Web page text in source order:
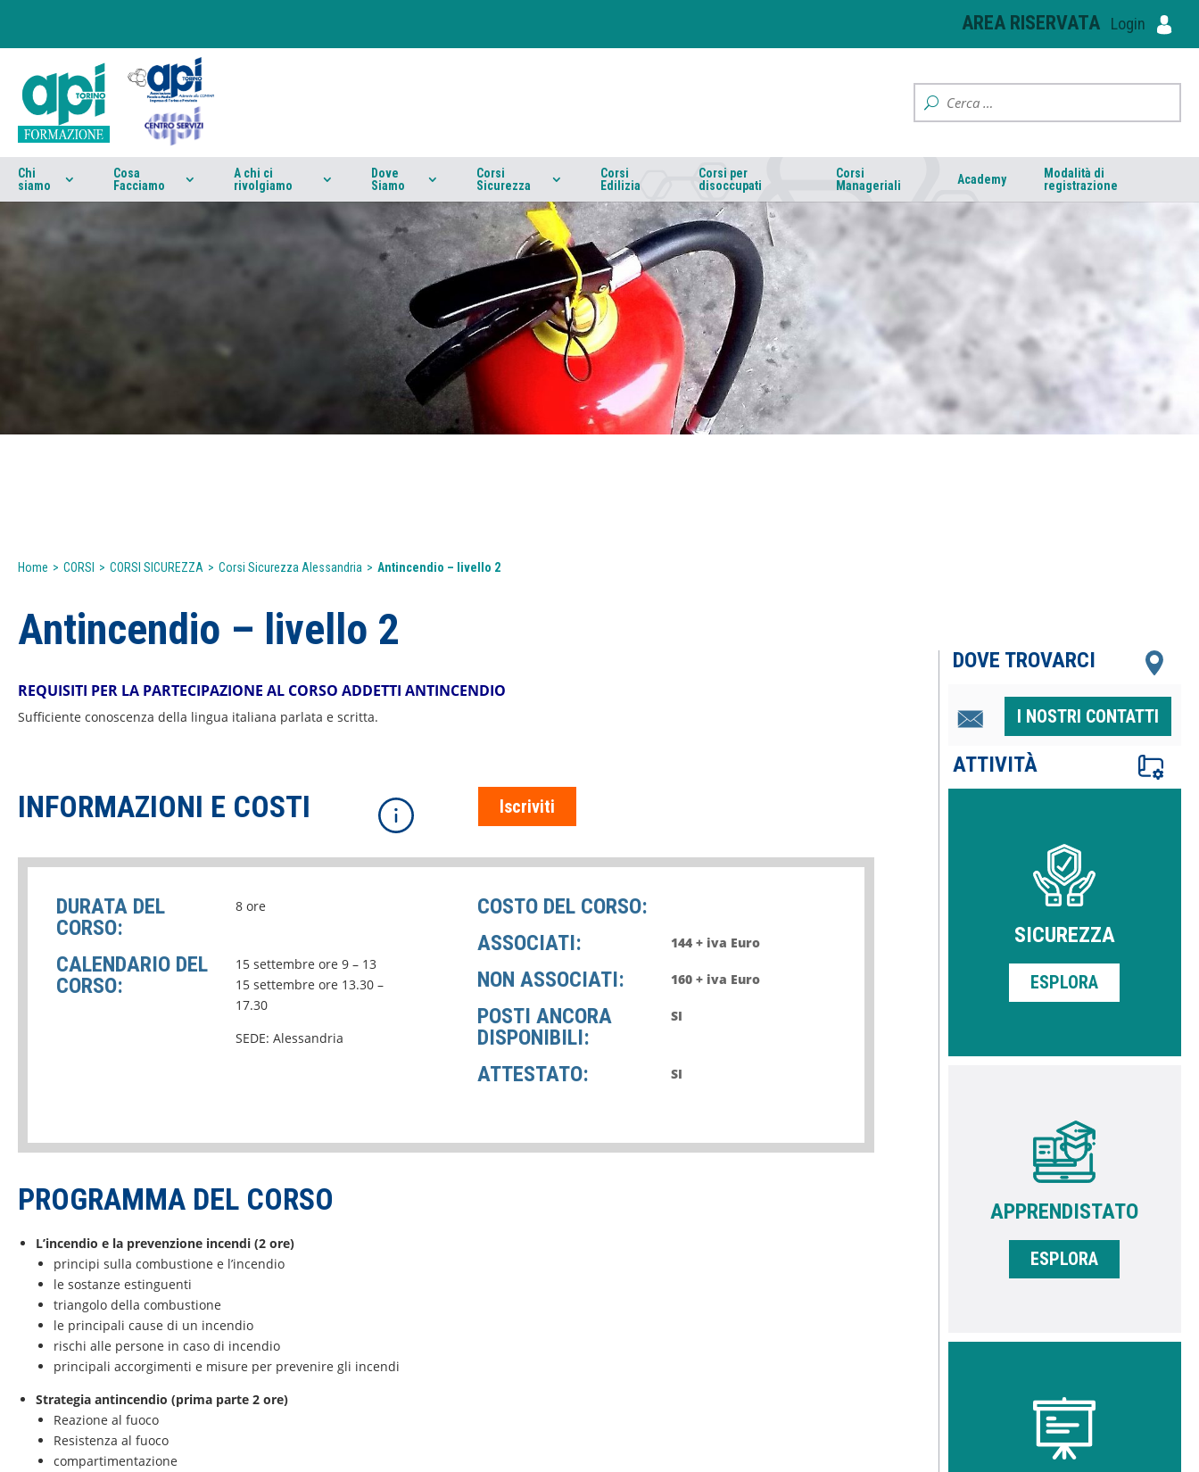
AREA RISERVATA Login
Chi
siamo
Cosa
Facciamo
A chi ci
rivolgiamo
Dove
Siamo
Corsi
Sicurezza
Corsi
Edilizia
Corsi per
disoccupati
Corsi
Manageriali
Academy
Modalità di
registrazione
Home > CORSI > CORSI SICUREZZA > Corsi Sicurezza Alessandria > Antincendio – livello 2
Antincendio – livello 2
REQUISITI PER LA PARTECIPAZIONE AL CORSO ADDETTI ANTINCENDIO
Sufficiente conoscenza della lingua italiana parlata e scritta.
INFORMAZIONI E COSTI Iscriviti
DURATA DEL
CORSO:
8 ore
CALENDARIO DEL
CORSO:
15 settembre ore 9 – 13
15 settembre ore 13.30 –
17.30
SEDE: Alessandria
COSTO DEL CORSO:
ASSOCIATI:
144 + iva Euro
NON ASSOCIATI: 160 + iva Euro
POSTI ANCORA
DISPONIBILI:
SI
ATTESTATO: SI
PROGRAMMA DEL CORSO
L’incendio e la prevenzione incendi (2 ore)
principi sulla combustione e l’incendio
le sostanze estinguenti
triangolo della combustione
le principali cause di un incendio
rischi alle persone in caso di incendio
principali accorgimenti e misure per prevenire gli incendi
Strategia antincendio (prima parte 2 ore)
Reazione al fuoco
Resistenza al fuoco
compartimentazione
DOVE TROVARCI
I NOSTRI CONTATTI
ATTIVITÀ
SICUREZZA
ESPLORA
APPRENDISTATO
ESPLORA